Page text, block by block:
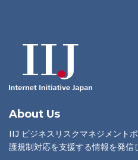
About Us
IIJ ビジネスリスクマネジメント
護規制対応を支援する情報を発信